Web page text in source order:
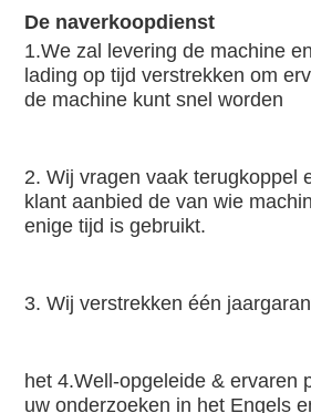
De naverkoopdienst
1.We zal levering de machine
lading op tijd verstrekken om
de machine kunt snel worden
2. Wij vragen vaak terugkoppel
klant aanbied de van wie
enige tijd is gebruikt.
3. Wij verstrekken één
het 4.Well-opgeleide & ervaren
uw onderzoeken in het Engels